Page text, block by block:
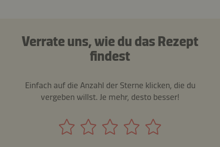
Verrate uns, wie du das Rezept
findest
Einfach auf die Anzahl der Sterne klicken, die du
vergeben willst. Je mehr, desto besser!